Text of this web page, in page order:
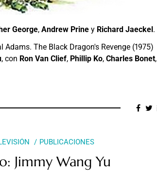
George, Andrew Prine y Richard Jaeckel.
, con Ron Van Clief, Phillip Ko, Charles Bonet,
PUBLICACIONES
Jimmy Wang Yu